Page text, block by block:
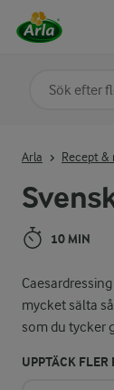
10 MIN
mycket sälta
som du tycker
UPPTÄCK FLER
Arla Recept &
Sök på